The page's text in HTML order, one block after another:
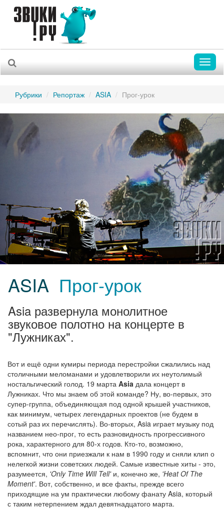
Рубрики Репортаж ASIA Прог-урок
ASIA Прог-урок
Asia развернула монолитное
звуковое полотно на концерте в
"Лужниках".
Вот и ещё одни кумиры периода перестройки сжалились над
столичными меломанами и удовлетворили их неутолимый
ностальгический голод. 19 марта Asia дала концерт в
Лужниках. Что мы знаем об этой команде? Ну, во-первых, это
супер-группа, объединяющая под одной крышей участников,
как минимум, четырех легендарных проектов (не будем в
сотый раз их перечислять). Во-вторых, Asia играет музыку под
названием нео-прог, то есть разновидность прогрессивного
рока, характерного для 80-х годов. Кто-то, возможно,
вспомнит, что они приезжали к нам в 1990 году и сняли клип о
нелегкой жизни советских людей. Самые известные хиты - это,
разумеется, 'Only Time Will Tell'и, конечно же, 'Heat Of The
Moment'. Вот, собственно, и все факты, прежде всего
приходящие на ум практически любому фанату Asia, который
с таким нетерпением ждал девятнадцатого марта.